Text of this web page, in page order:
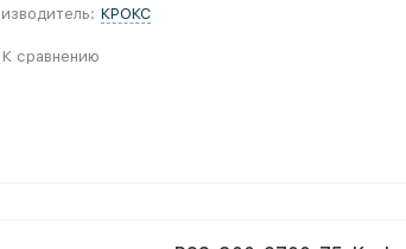
КРОКС
К сравнению